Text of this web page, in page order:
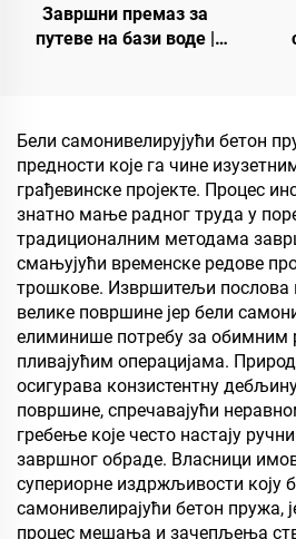
Завршни премаз за
путеве на бази воде |
коловозе
Бели самонивелирујући бетон
предности које га чине
грађевинске пројекте. Процес
знатно мање радног труда у
традиционалним методама
смањујући временске редове
трошкове. Извршитељи послова
велике површине јер бели
елиминише потребу за
пливајућим операцијама.
осигурава конзистентну
површине, спречавајући
гребење које често настају
завршног обраде. Власници
супериорне издржљивости коју
самонивелирајући бетон пружа,
процес мешања и зачепљења